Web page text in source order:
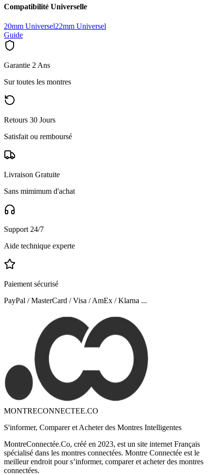
Compatibilité Universelle
20mm Universel22mm Universel
Guide
Garantie 2 Ans
Sur toutes les montres
Retours 30 Jours
Satisfait ou remboursé
Livraison Gratuite
Sans mimimum d'achat
Support 24/7
Aide technique experte
Paiement sécurisé
PayPal / MasterCard / Visa / AmEx / Klarna ...
MONTRECONNECTEE.CO
S'informer, Comparer et Acheter des Montres Intelligentes
MontreConnectée.Co, créé en 2023, est un site internet Français
spécialisé dans les montres connectées. Montre Connectée est le
meilleur endroit pour s’informer, comparer et acheter des montres
connectées.